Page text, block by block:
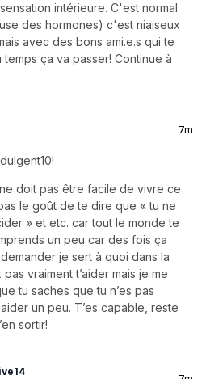
intérieure. C'est normal
des hormones) c'est niaiseux
avec des bons ami.e.s qui te
ça va passer! Continue à
7m
doit pas être facile de vivre ce
le goût de te dire que « tu ne
» et etc. car tout le monde te
un peu car des fois ça
je sert à quoi dans la
vraiment t’aider mais je me
tu saches que tu n’es pas
un peu. T’es capable, reste
sortir!